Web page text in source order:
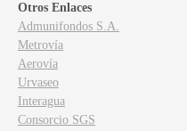
Otros Enlaces
Admunifondos S.A.
Metrovía
Aerovía
Urvaseo
Interagua
Consorcio SGS